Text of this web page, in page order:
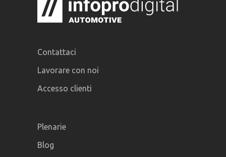
Contattaci
Lavorare con noi
Accesso clienti
Plenarie
Blog